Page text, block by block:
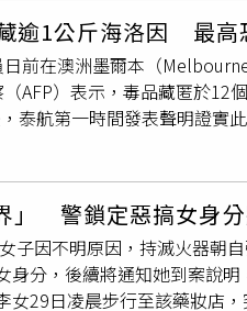
幼兒子身上，是一位疼愛
。蘇卡妮雅在社群平台擁有
言哀悼，有人寫下「從沒想
友感嘆「每天都有泰國女
：1995｜衛福部諮詢安心
酒駕未滿18歲者禁止飲酒
自X，@BradPorcellato）
袋3個、注射器2個、電子煙
1部，警方持續溯源毒品來
備。
逾1公斤海洛因 最高
前在澳洲墨爾本（
AFP）表示，毒品藏匿於12
泰航第一時間發表聲明證實
工依法取得應有的基本權
服員身分搭乘班機抵達墨爾
關人員透過X光發現行李夾層
入澳洲市場，市值約50萬澳
名起訴女子，每項罪名最
Melbourne Magistrates'
聲明表示，公司接獲事件通
」 警鎖定惡搞女身
子因不明原因，持滅火器朝
分，後續將通知她到案說
29日凌晨步行至該藥妝店